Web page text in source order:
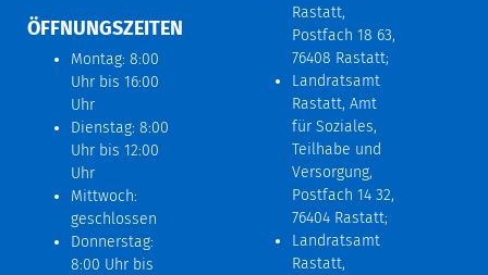
ÖFFNUNGSZEITEN
Montag: 8:00
Uhr bis 16:00
Uhr
Dienstag: 8:00
Uhr bis 12:00
Uhr
Mittwoch:
geschlossen
Donnerstag:
8:00 Uhr bis
Rastatt,
Postfach 18 63,
76408 Rastatt;
Landratsamt
Rastatt, Amt
für Soziales,
Teilhabe und
Versorgung,
Postfach 14 32,
76404 Rastatt;
Landratsamt
Rastatt,